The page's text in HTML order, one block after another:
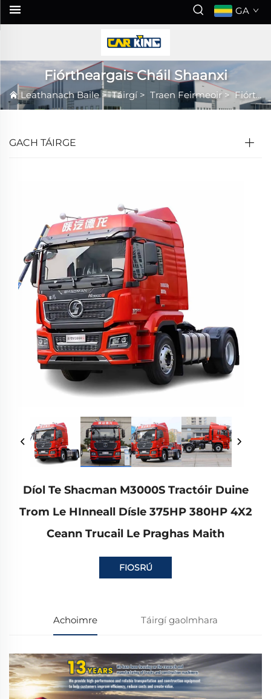
GA
Fiórtheargais Cháil Shaanxi
Leathanach Baile>Táirgí > Traen Feirmeoir>Fiórtheargais Cháil Shaanxi
GACH TÁIRGE
Díol Te Shacman M3000S Tractóir Duine
Trom Le HInneall Dísle 375HP 380HP 4X2
Ceann Trucail Le Praghas Maith
FIOSRÚ
Achoimre Táirgí gaolmhara